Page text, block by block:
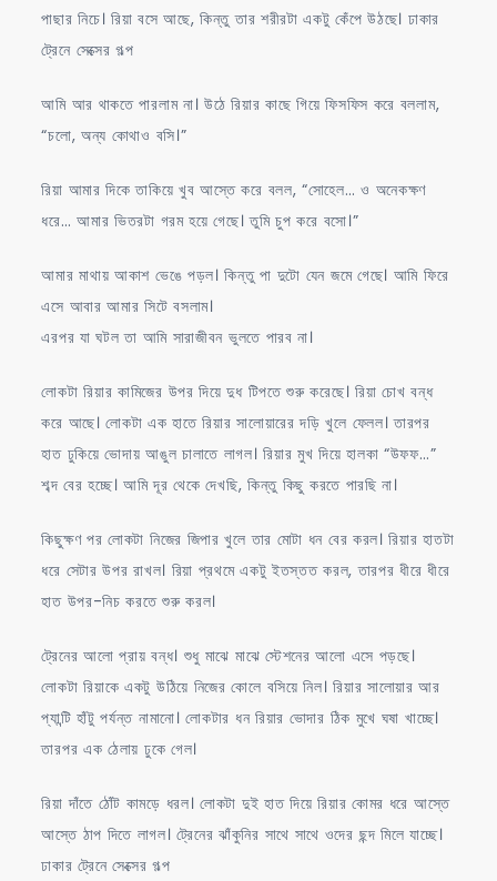
পাছার নিচে। রিয়া বসে আছে, কিন্তু তার শরীরটা একটু কেঁপে উঠছে। ঢাকার
ট্রেনে সেক্সের গল্প
আমি আর থাকতে পারলাম না। উঠে রিয়ার কাছে গিয়ে ফিসফিস করে বললাম,
“চলো, অন্য কোথাও বসি।”
রিয়া আমার দিকে তাকিয়ে খুব আস্তে করে বলল, “সোহেল… ও অনেকক্ষণ
ধরে… আমার ভিতরটা গরম হয়ে গেছে। তুমি চুপ করে বসো।”
আমার মাথায় আকাশ ভেঙে পড়ল। কিন্তু পা দুটো যেন জমে গেছে। আমি ফিরে
এসে আবার আমার সিটে বসলাম।
এরপর যা ঘটল তা আমি সারাজীবন ভুলতে পারব না।
লোকটা রিয়ার কামিজের উপর দিয়ে দুধ টিপতে শুরু করেছে। রিয়া চোখ বন্ধ
করে আছে। লোকটা এক হাতে রিয়ার সালোয়ারের দড়ি খুলে ফেলল। তারপর
হাত ঢুকিয়ে ভোদায় আঙুল চালাতে লাগল। রিয়ার মুখ দিয়ে হালকা “উফফ…”
শব্দ বের হচ্ছে। আমি দূর থেকে দেখছি, কিন্তু কিছু করতে পারছি না।
কিছুক্ষণ পর লোকটা নিজের জিপার খুলে তার মোটা ধন বের করল। রিয়ার হাতটা
ধরে সেটার উপর রাখল। রিয়া প্রথমে একটু ইতস্তত করল, তারপর ধীরে ধীরে
হাত উপর-নিচ করতে শুরু করল।
ট্রেনের আলো প্রায় বন্ধ। শুধু মাঝে মাঝে স্টেশনের আলো এসে পড়ছে।
লোকটা রিয়াকে একটু উঠিয়ে নিজের কোলে বসিয়ে নিল। রিয়ার সালোয়ার আর
প্যান্টি হাঁটু পর্যন্ত নামানো। লোকটার ধন রিয়ার ভোদার ঠিক মুখে ঘষা খাচ্ছে।
তারপর এক ঠেলায় ঢুকে গেল।
রিয়া দাঁতে ঠোঁট কামড়ে ধরল। লোকটা দুই হাত দিয়ে রিয়ার কোমর ধরে আস্তে
আস্তে ঠাপ দিতে লাগল। ট্রেনের ঝাঁকুনির সাথে সাথে ওদের ছন্দ মিলে যাচ্ছে।
ঢাকার ট্রেনে সেক্সের গল্প